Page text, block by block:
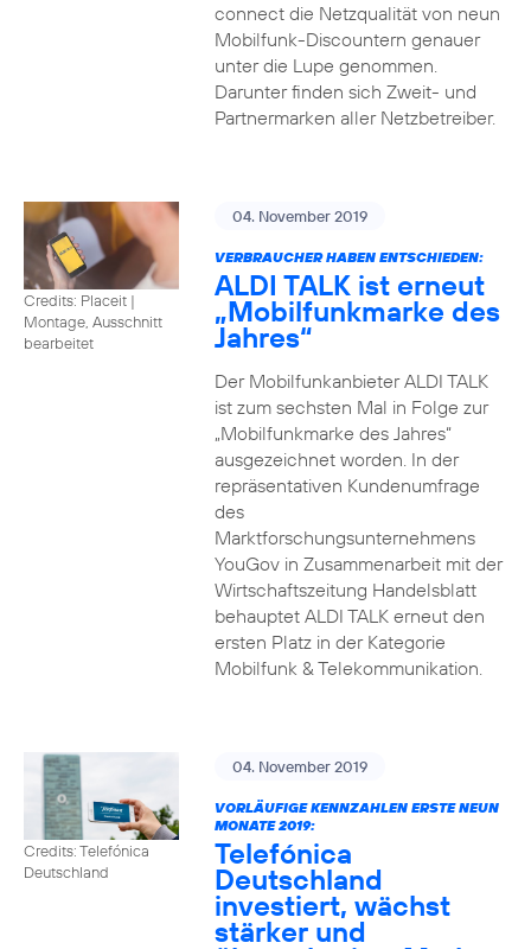
connect die Netzqualität von neun
Mobilfunk-Discountern genauer
unter die Lupe genommen.
Darunter finden sich Zweit- und
Partnermarken aller Netzbetreiber.
Credits: Placeit |
Montage, Ausschnitt
bearbeitet
04. November 2019
VERBRAUCHER HABEN ENTSCHIEDEN:
ALDI TALK ist erneut
„Mobilfunkmarke des
Jahres“
Der Mobilfunkanbieter ALDI TALK
ist zum sechsten Mal in Folge zur
„Mobilfunkmarke des Jahres“
ausgezeichnet worden. In der
repräsentativen Kundenumfrage
des
Marktforschungsunternehmens
YouGov in Zusammenarbeit mit der
Wirtschaftszeitung Handelsblatt
behauptet ALDI TALK erneut den
ersten Platz in der Kategorie
Mobilfunk & Telekommunikation.
Credits: Telefónica
Deutschland
04. November 2019
VORLÄUFIGE KENNZAHLEN ERSTE NEUN
MONATE 2019:
Telefónica
Deutschland
investiert, wächst
stärker und